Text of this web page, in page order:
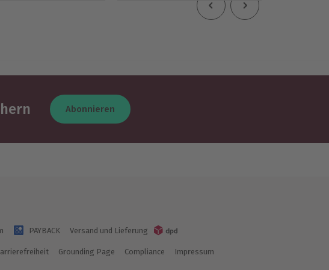
Abonnieren
PAYBACK Versand und Lieferung
Grounding Page Compliance Impressum